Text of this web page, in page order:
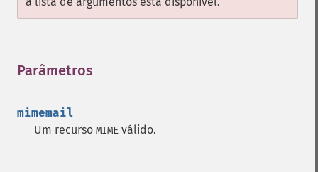
Parâmetros
mimemail
Um recurso MIME válido.